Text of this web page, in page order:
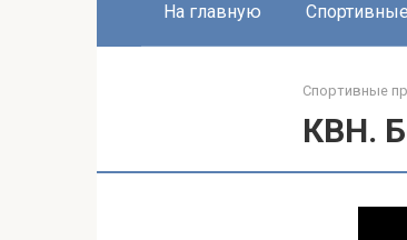
На главную
Спортивные
КВН.